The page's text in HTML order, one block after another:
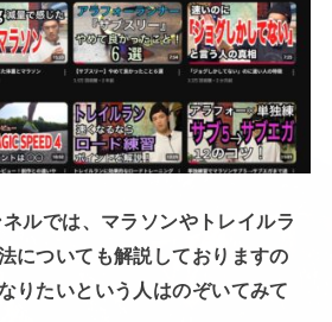
ルでは、マラソンやトレイルラ
についても解説しておりますの
りたいという人はのぞいてみて